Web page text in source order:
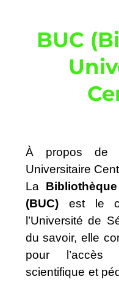
BUC
À propos de
Universitaire
La
(BUC)est le
l’Université de
du savoir, elle
pour l’accès
scientifique et